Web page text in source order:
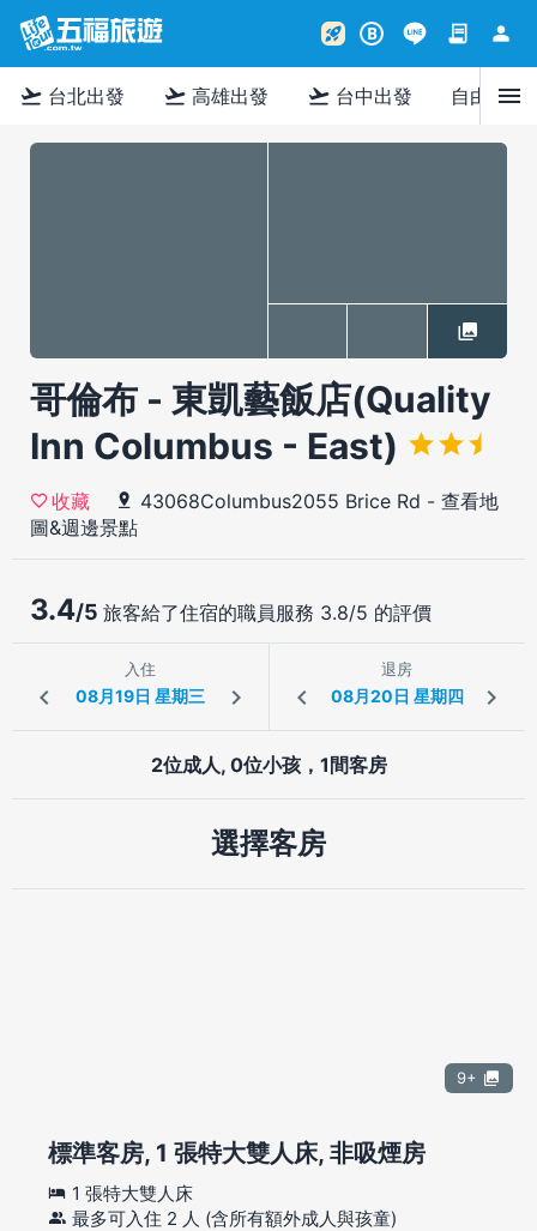
rocket_launch B contract person
flight_takeoff 台北出發 flight_takeoff 高雄出發 flight_takeoff 台中出發 自由行menu
哥倫布 - 東凱藝飯店(Quality
Inn Columbus - East)
收藏 43068Columbus2055 Brice Rd - 查看地
圖&週邊景點
3.4/5 旅客給了住宿的職員服務 3.8/5 的評價
入住 退房
2位成人, 0位小孩，1間客房
選擇客房
9+
標準客房, 1 張特大雙人床, 非吸煙房
1 張特大雙人床
最多可入住 2 人 (含所有額外成人與孩童)